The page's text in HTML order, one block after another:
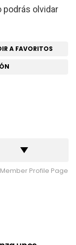
podrás olvidar
A FAVORITOS
Profile Page